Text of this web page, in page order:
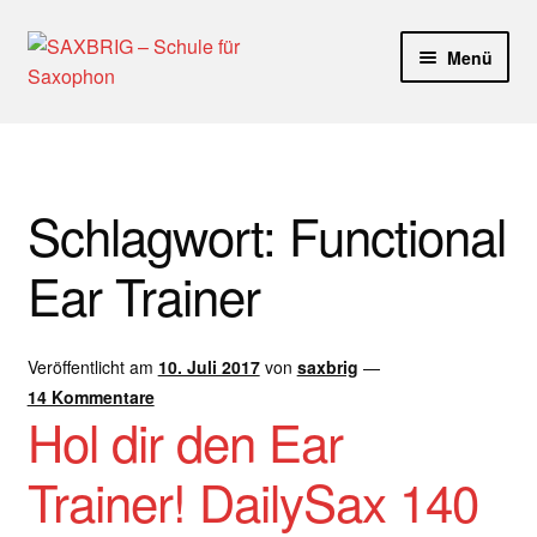
Zur
Navigation
Zum
Inhalt
Menü
Aktuelle Blog Artikel
ANMELDUNG
Dankeschön – Impro Basic Downloads (Youtube)
Datenschutz
Disclaimer
Schlagwort: Functional
Ear Trainer
Veröffentlicht am 10. Juli 2017 von saxbrig —
14 Kommentare
Hol dir den Ear
Trainer! DailySax 140